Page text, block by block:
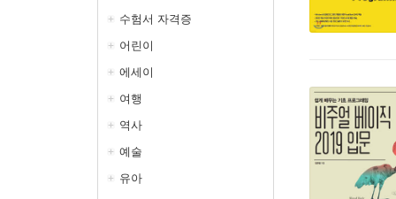
수험서 자격증
어린이
에세이
여행
역사
예술
유아